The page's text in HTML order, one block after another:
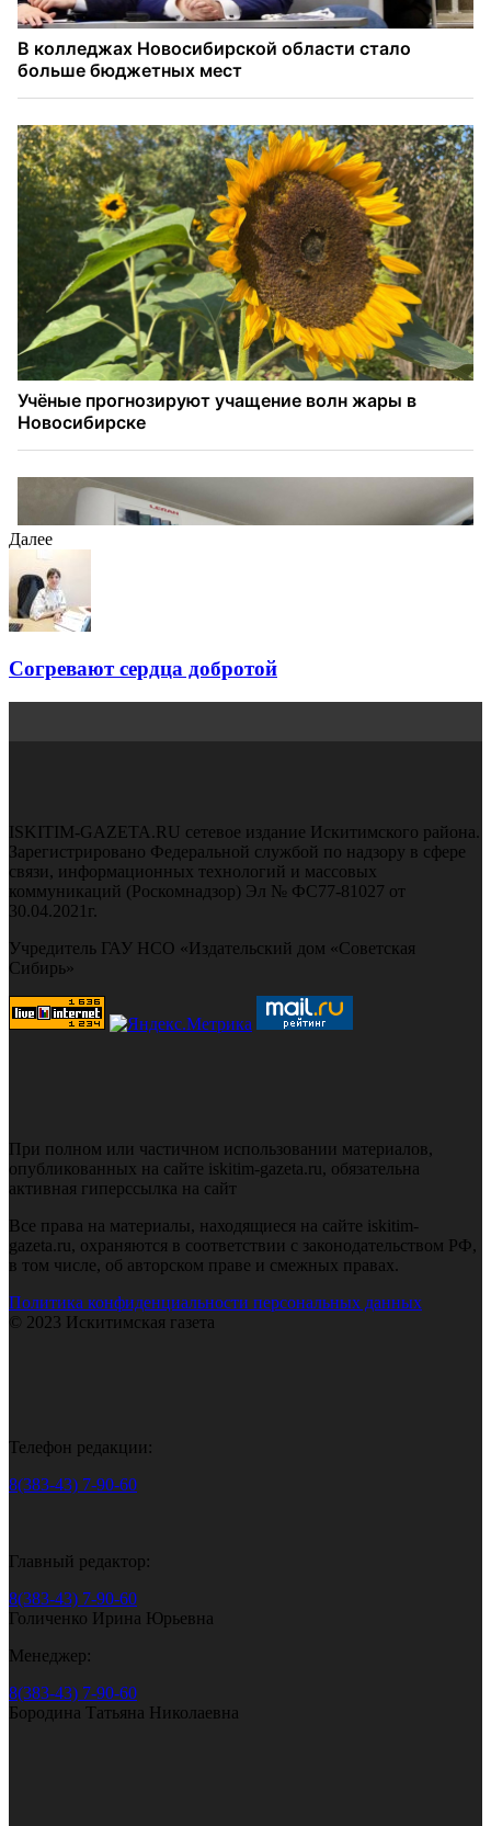
Далее
Согревают сердца добротой
ISKITIM-GAZETA.RU сетевое издание Искитимского района.
Зарегистрировано Федеральной службой по надзору в сфере
связи, информационных технологий и массовых
коммуникаций (Роскомнадзор) Эл № ФС77-81027 от
30.04.2021г.
Учредитель ГАУ НСО «Издательский дом «Советская
Сибирь»
При полном или частичном использовании материалов,
опубликованных на сайте iskitim-gazeta.ru, обязательна
активная гиперссылка на сайт
Все права на материалы, находящиеся на сайте iskitim-
gazeta.ru, охраняются в соответствии с законодательством РФ,
в том числе, об авторском праве и смежных правах.
Политика конфиденциальности персональных данных
© 2023 Искитимская газета
Телефон редакции:
8(383-43) 7-90-60
Главный редактор:
8(383-43) 7-90-60
Голиченко Ирина Юрьевна
Менеджер:
8(383-43) 7-90-60
Бородина Татьяна Николаевна